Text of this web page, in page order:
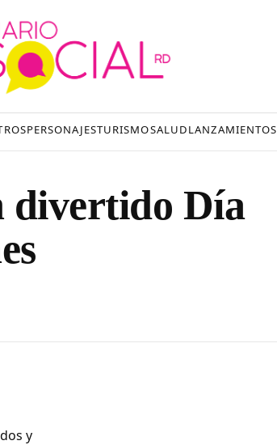
PERSONAJESTURISMOSALUDLANZAMIENTOS
divertido Día
y